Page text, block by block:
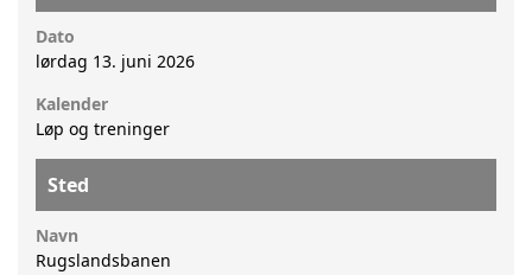
Dato
lørdag 13. juni 2026
Kalender
Løp og treninger
Sted
Navn
Rugslandsbanen